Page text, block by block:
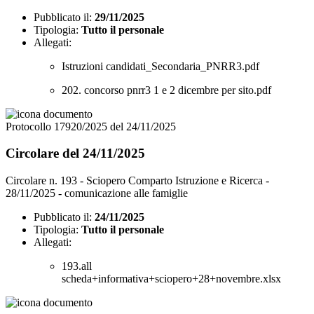
Pubblicato il: 29/11/2025
Tipologia: Tutto il personale
Allegati:
Istruzioni candidati_Secondaria_PNRR3.pdf
202. concorso pnrr3 1 e 2 dicembre per sito.pdf
Protocollo 17920/2025 del 24/11/2025
Circolare del 24/11/2025
Circolare n. 193 - Sciopero Comparto Istruzione e Ricerca -
28/11/2025 - comunicazione alle famiglie
Pubblicato il: 24/11/2025
Tipologia: Tutto il personale
Allegati:
193.all
scheda+informativa+sciopero+28+novembre.xlsx